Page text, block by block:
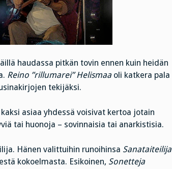
haudassa pitkän tovin ennen kuin heidän
Reino ”rillumarei” Helismaaoli katkera pala
tekijäksi.
asiaa yhdessä voisivat kertoa jotain
tai huonoja – sovinnaisia tai anarkistisia.
Hänen valittuihin runoihinsa Sanataiteilija
kokoelmasta. Esikoinen, Sonetteja